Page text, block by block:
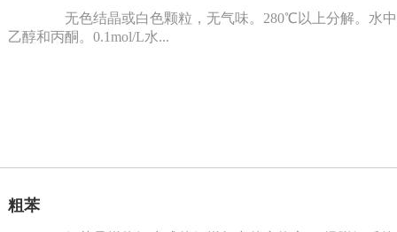
无色结晶或白色颗粒，无气味。280℃以上分解。水中
乙醇和丙酮。0.1mol/L水...
粗苯